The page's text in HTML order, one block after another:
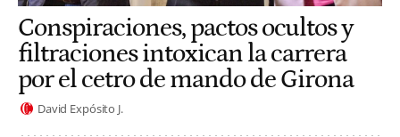
Conspiraciones, pactos ocultos y
filtraciones intoxican la carrera
por el cetro de mando de Girona
David Expósito J.